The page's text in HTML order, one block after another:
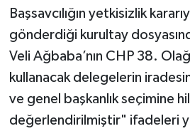
Başsavcılığın yetkisizlik
gönderdiği kurultay
Veli Ağbaba’nın CHP 38.
kullanacak delegelerin
ve genel başkanlık seçimine
değerlendirilmiştir" ifadeleri